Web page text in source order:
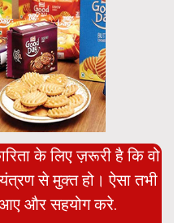
के लिए ज़रूरी है कि वो
से मुक्त हो। ऐसा तभी
और सहयोग करे.